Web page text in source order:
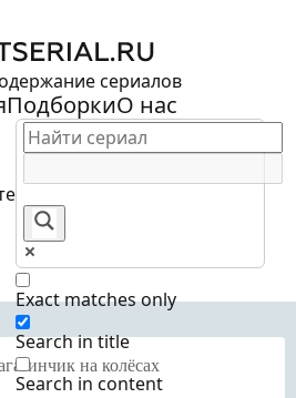
сериалов
ПодборкиО нас
Exact matches only
Search in title
Search in content
на колёсах